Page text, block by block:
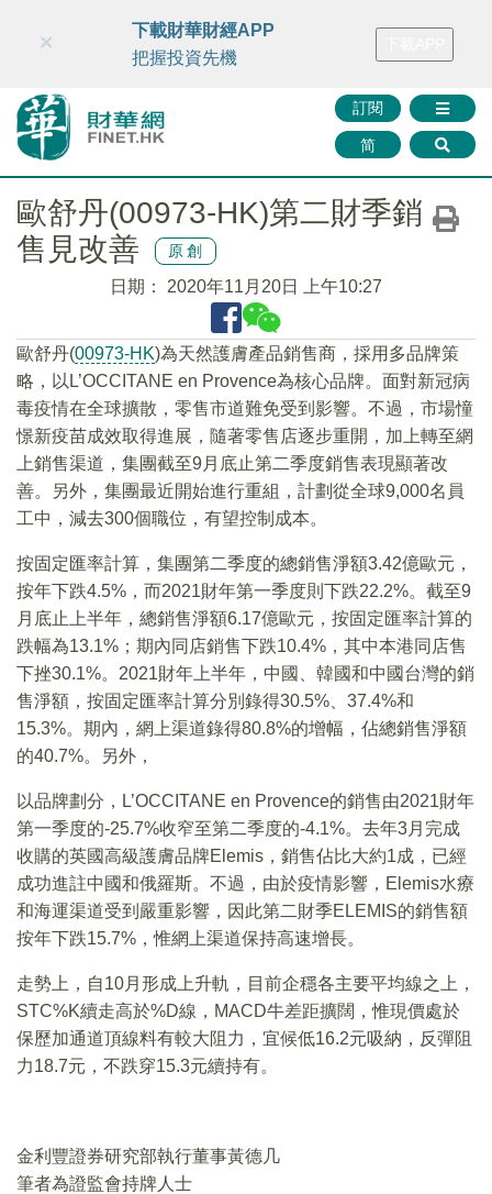
財華智庫網 FINTV FINMETA 財華證券 媒體矩陣
訂閱
简
×
下載財華財經APP
把握投資先機
歐舒丹(00973-HK)第二財季銷
售見改善
原創
日期： 2020年11月20日 上午10:27
歐舒丹(00973-HK)為天然護膚產品銷售商，採用多品牌策
略，以L’OCCITANE en Provence為核心品牌。面對新冠病
毒疫情在全球擴散，零售市道難免受到影響。不過，市場憧
憬新疫苗成效取得進展，隨著零售店逐步重開，加上轉至網
上銷售渠道，集團截至9月底止第二季度銷售表現顯著改
善。另外，集團最近開始進行重組，計劃從全球9,000名員
工中，減去300個職位，有望控制成本。
按固定匯率計算，集團第二季度的總銷售淨額3.42億歐元，
按年下跌4.5%，而2021財年第一季度則下跌22.2%。截至9
月底止上半年，總銷售淨額6.17億歐元，按固定匯率計算的
跌幅為13.1%；期內同店銷售下跌10.4%，其中本港同店售
下挫30.1%。2021財年上半年，中國、韓國和中國台灣的銷
售淨額，按固定匯率計算分別錄得30.5%、37.4%和
15.3%。期內，網上渠道錄得80.8%的增幅，佔總銷售淨額
的40.7%。另外，
以品牌劃分，L’OCCITANE en Provence的銷售由2021財年
第一季度的-25.7%收窄至第二季度的-4.1%。去年3月完成
收購的英國高級護膚品牌Elemis，銷售佔比大約1成，已經
成功進註中國和俄羅斯。不過，由於疫情影響，Elemis水療
和海運渠道受到嚴重影響，因此第二財季ELEMIS的銷售額
按年下跌15.7%，惟網上渠道保持高速增長。
走勢上，自10月形成上升軌，目前企穩各主要平均線之上，
STC%K續走高於%D線，MACD牛差距擴闊，惟現價處於
保歷加通道頂線料有較大阻力，宜候低16.2元吸納，反彈阻
力18.7元，不跌穿15.3元續持有。
金利豐證券研究部執行董事黃德几
筆者為證監會持牌人士